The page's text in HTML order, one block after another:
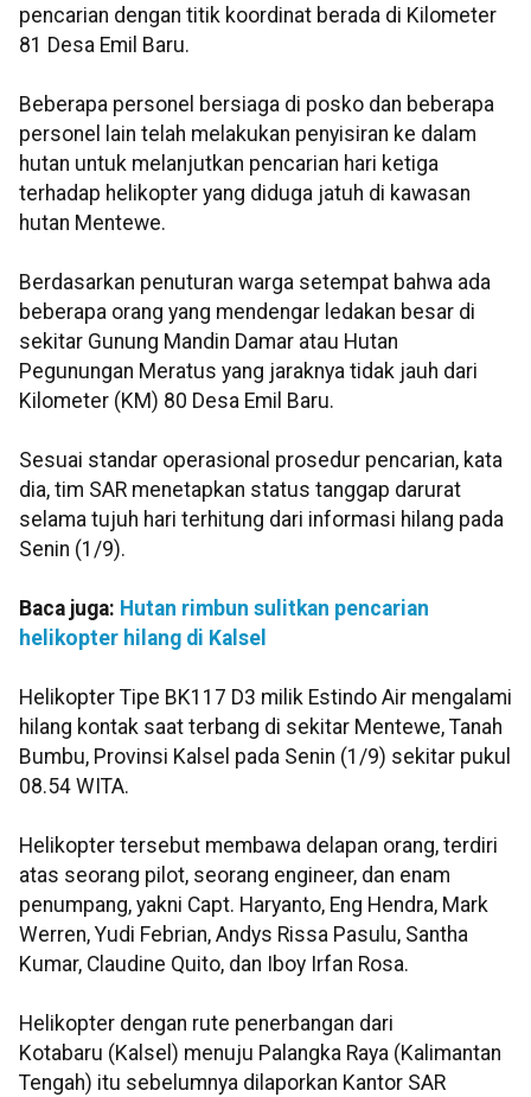
pencarian dengan titik koordinat berada di Kilometer
81 Desa Emil Baru.
Beberapa personel bersiaga di posko dan beberapa
personel lain telah melakukan penyisiran ke dalam
hutan untuk melanjutkan pencarian hari ketiga
terhadap helikopter yang diduga jatuh di kawasan
hutan Mentewe.
Berdasarkan penuturan warga setempat bahwa ada
beberapa orang yang mendengar ledakan besar di
sekitar Gunung Mandin Damar atau Hutan
Pegunungan Meratus yang jaraknya tidak jauh dari
Kilometer (KM) 80 Desa Emil Baru.
Sesuai standar operasional prosedur pencarian, kata
dia, tim SAR menetapkan status tanggap darurat
selama tujuh hari terhitung dari informasi hilang pada
Senin (1/9).
Baca juga: Hutan rimbun sulitkan pencarian
helikopter hilang di Kalsel
Helikopter Tipe BK117 D3 milik Estindo Air mengalami
hilang kontak saat terbang di sekitar Mentewe, Tanah
Bumbu, Provinsi Kalsel pada Senin (1/9) sekitar pukul
08.54 WITA.
Helikopter tersebut membawa delapan orang, terdiri
atas seorang pilot, seorang engineer, dan enam
penumpang, yakni Capt. Haryanto, Eng Hendra, Mark
Werren, Yudi Febrian, Andys Rissa Pasulu, Santha
Kumar, Claudine Quito, dan Iboy Irfan Rosa.
Helikopter dengan rute penerbangan dari
Kotabaru (Kalsel) menuju Palangka Raya (Kalimantan
Tengah) itu sebelumnya dilaporkan Kantor SAR